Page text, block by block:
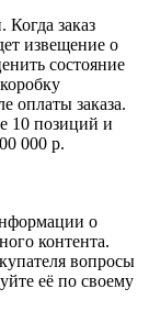
Когда заказ
извещение о
состояние
оплаты заказа.
10 позиций и
000 р.
о
контента.
вопросы
её по своему